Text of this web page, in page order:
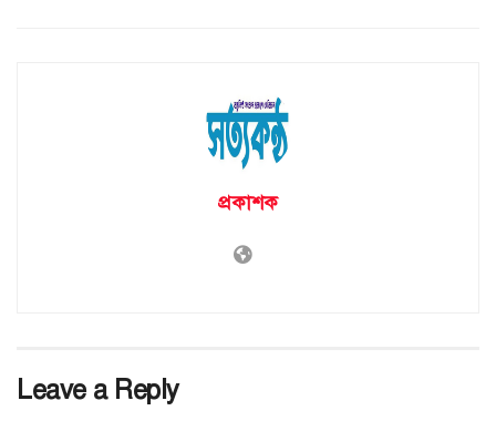
প্রকাশক
Leave a Reply